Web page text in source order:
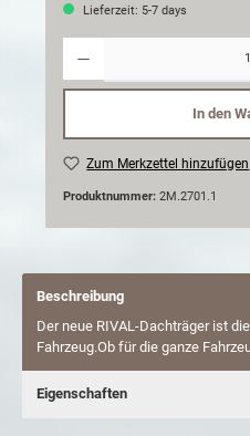
Lieferzeit: 5-7 days
In den
Zum Merkzettel hinzufügen
Produktnummer: 2M.2701.1
Beschreibung
Der neue RIVAL-Dachträger ist
Fahrzeug.Ob für die ganze
Eigenschaften